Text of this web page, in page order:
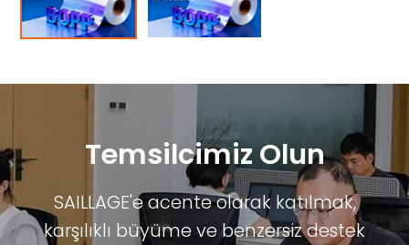
Temsilcimiz Olun
SAILLAGE'e acente olarak katılmak,
karşılıklı büyüme ve benzersiz destek